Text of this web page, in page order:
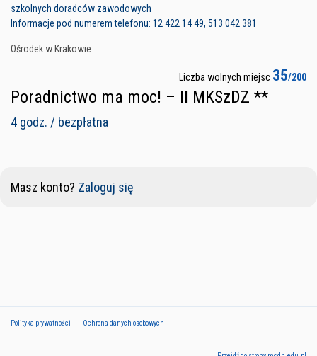
szkolnych doradców zawodowych
Informacje pod numerem telefonu: 12 422 14 49, 513 042 381
Ośrodek w Krakowie
Liczba wolnych miejsc 35/200
Poradnictwo ma moc! – II MKSzDZ **
4 godz. / bezpłatna
Masz konto? Zaloguj się
Polityka prywatności Ochrona danych osobowych